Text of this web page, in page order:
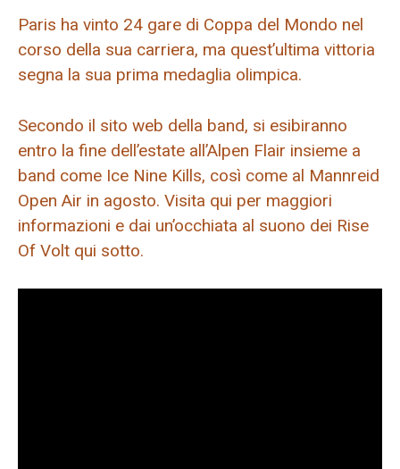
Paris ha vinto 24 gare di Coppa del Mondo nel
corso della sua carriera, ma quest’ultima vittoria
segna la sua prima medaglia olimpica.
Secondo il sito web della band, si esibiranno
entro la fine dell’estate all’Alpen Flair insieme a
band come Ice Nine Kills, così come al Mannreid
Open Air in agosto. Visita qui per maggiori
informazioni e dai un’occhiata al suono dei Rise
Of Volt qui sotto.